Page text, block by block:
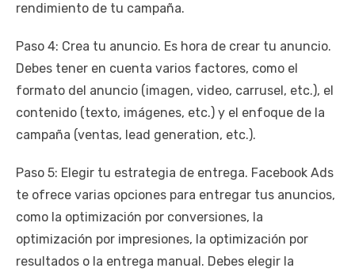
rendimiento de tu campaña.
Paso 4: Crea tu anuncio. Es hora de crear tu anuncio.
Debes tener en cuenta varios factores, como el
formato del anuncio (imagen, video, carrusel, etc.), el
contenido (texto, imágenes, etc.) y el enfoque de la
campaña (ventas, lead generation, etc.).
Paso 5: Elegir tu estrategia de entrega. Facebook Ads
te ofrece varias opciones para entregar tus anuncios,
como la optimización por conversiones, la
optimización por impresiones, la optimización por
resultados o la entrega manual. Debes elegir la